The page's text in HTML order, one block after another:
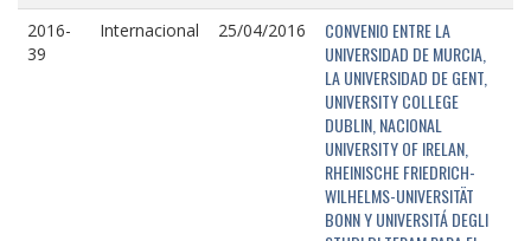
2016-
39
Internacional 25/04/2016
CONVENIO ENTRE LA
UNIVERSIDAD DE MURCIA,
LA UNIVERSIDAD DE GENT,
UNIVERSITY COLLEGE
DUBLIN, NACIONAL
UNIVERSITY OF IRELAN,
RHEINISCHE FRIEDRICH-
WILHELMS-UNIVERSITÄT
BONN Y UNIVERSITÁ DEGLI